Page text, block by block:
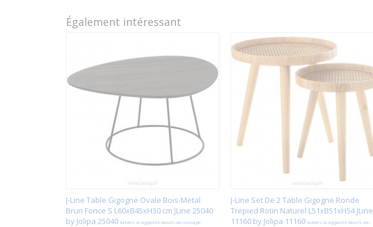
Également intéressant
J-Line Table Gigogne Ovale Bois-Metal
Brun Fonce S L60xB45xH30 cm JLine 25040
by Jolipa 25040 tables-d-appoint-bouts-de-canapé
J-Line Set De 2 Table Gigogne Ronde
Trepied Rotin Naturel L51xB51xH54 JLine
11160 by Jolipa 11160 tables-d-appoint-bouts-de-